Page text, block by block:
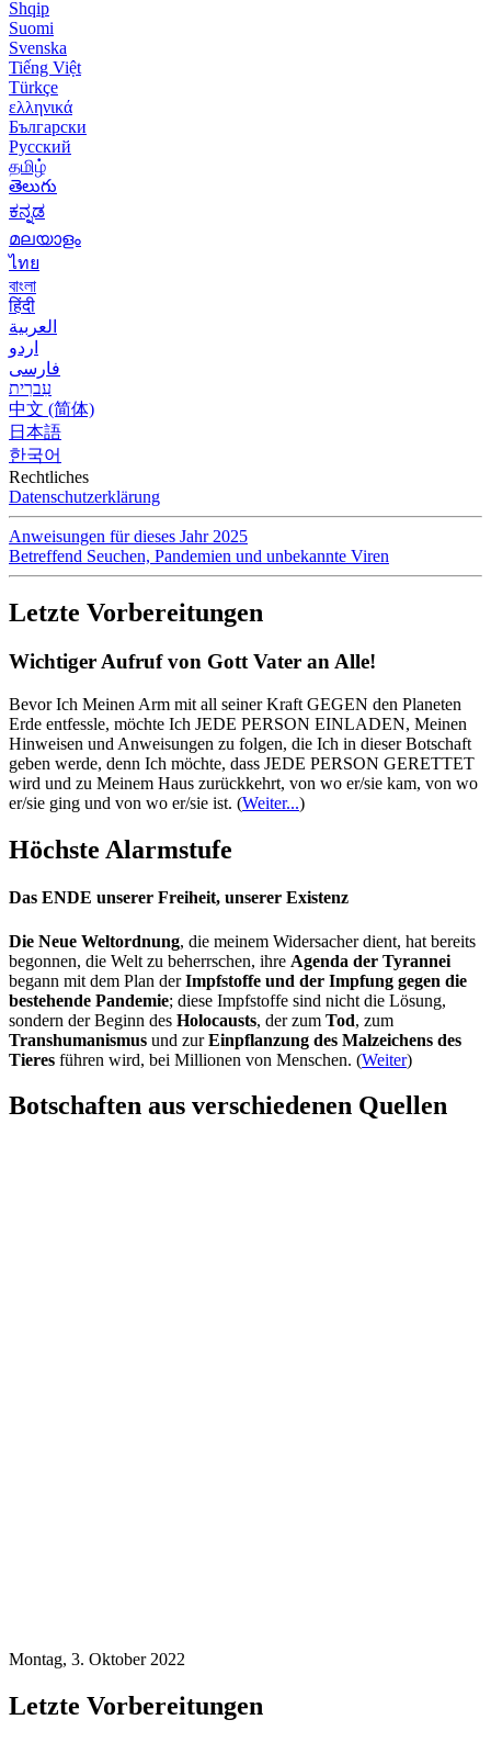
Shqip
Suomi
Svenska
Tiếng Việt
Türkçe
ελληνικά
Български
Русский
தமிழ்
తెలుగు
ಕನ್ನಡ
മലയാളം
ไทย
বাংলা
हिंदी
العربية
اردو
فارسی
עִברִית
中文 (简体)
日本語
한국어
Rechtliches
Datenschutzerklärung
Anweisungen für dieses Jahr 2025
Betreffend Seuchen, Pandemien und unbekannte Viren
Letzte Vorbereitungen
Wichtiger Aufruf von Gott Vater an Alle!
Bevor Ich Meinen Arm mit all seiner Kraft GEGEN den Planeten
Erde entfessle, möchte Ich JEDE PERSON EINLADEN, Meinen
Hinweisen und Anweisungen zu folgen, die Ich in dieser Botschaft
geben werde, denn Ich möchte, dass JEDE PERSON GERETTET
wird und zu Meinem Haus zurückkehrt, von wo er/sie kam, von wo
er/sie ging und von wo er/sie ist. (Weiter...)
Höchste Alarmstufe
Das ENDE unserer Freiheit, unserer Existenz
Die Neue Weltordnung, die meinem Widersacher dient, hat bereits
begonnen, die Welt zu beherrschen, ihre Agenda der Tyrannei
begann mit dem Plan derImpfstoffe und der Impfung gegen die
bestehende Pandemie; diese Impfstoffe sind nicht die Lösung,
sondern der Beginn des Holocausts, der zum Tod, zum
Transhumanismus und zurEinpflanzung des Malzeichens des
Tieres führen wird, bei Millionen von Menschen. (Weiter)
Botschaften aus verschiedenen Quellen
Montag, 3. Oktober 2022
Letzte Vorbereitungen